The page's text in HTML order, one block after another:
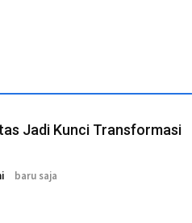
Jadi Kunci Transformasi
baru saja